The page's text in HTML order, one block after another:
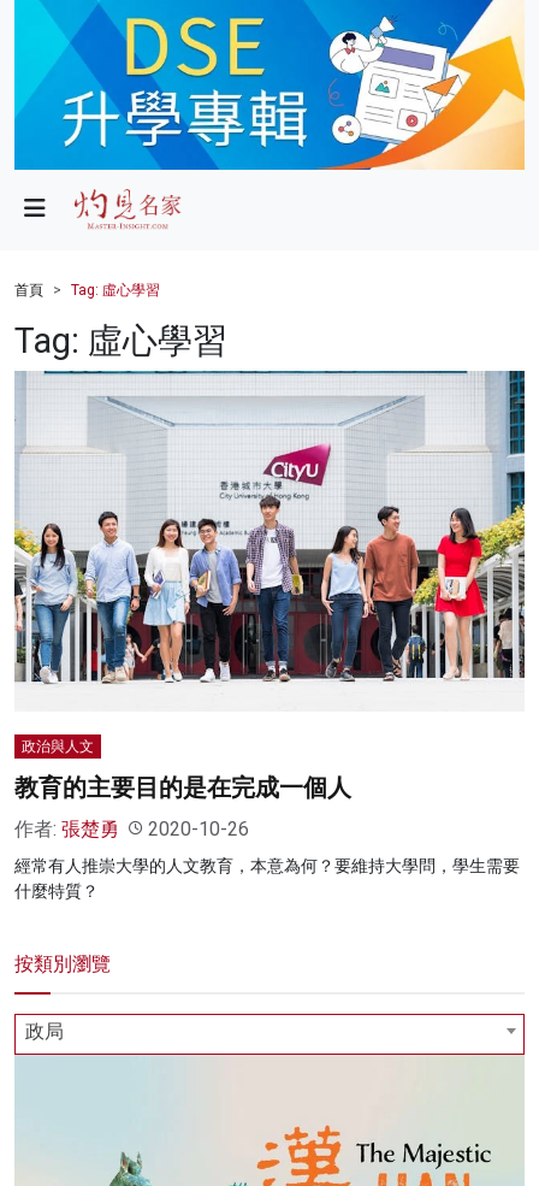
政局
財經
健康
影片
名家榜
灼見活動
關於我們
首頁 Tag: 虛心學習
Tag: 虛心學習
政治與人文
教育的主要目的是在完成一個人
作者: 張楚勇 2020-10-26
經常有人推崇大學的人文教育，本意為何？要維持大學問，學生需要
什麼特質？
按類別瀏覽
政局